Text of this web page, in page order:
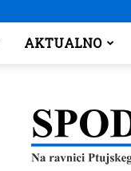
AKTUALNO